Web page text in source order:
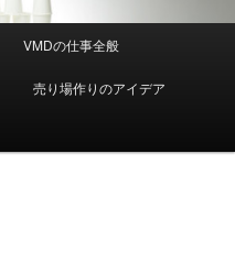
VMDの仕事全般
売り場作りのアイデア